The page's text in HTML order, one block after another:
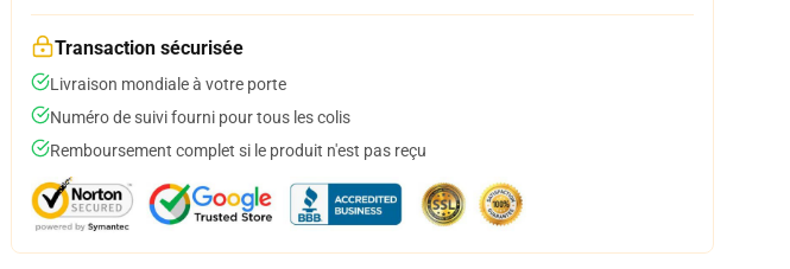
Transaction sécurisée
Livraison mondiale à votre porte
Numéro de suivi fourni pour tous les colis
Remboursement complet si le produit n'est pas reçu